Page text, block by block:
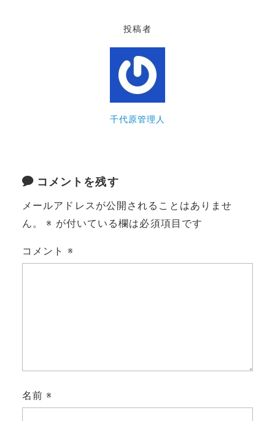
投稿者
千代原管理人
コメントを残す
メールアドレスが公開されることはありませ
ん。
※ が付いている欄は必須項目です
コメント ※
名前※